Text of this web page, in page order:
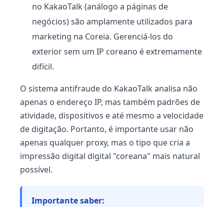
no KakaoTalk (análogo a páginas de
negócios) são amplamente utilizados para
marketing na Coreia. Gerenciá-los do
exterior sem um IP coreano é extremamente
difícil.
O sistema antifraude do KakaoTalk analisa não
apenas o endereço IP, mas também padrões de
atividade, dispositivos e até mesmo a velocidade
de digitação. Portanto, é importante usar não
apenas qualquer proxy, mas o tipo que cria a
impressão digital digital "coreana" mais natural
possível.
Importante saber: